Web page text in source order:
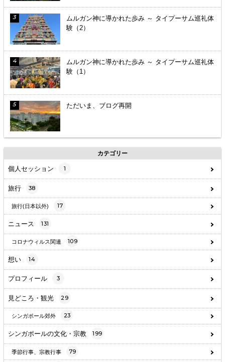
ムルガン神に導かれた歩み ～ タイプーサム巡礼体
験（2）
ムルガン神に導かれた歩み ～ タイプーサム巡礼体
験（1）
ただいま、ブログ再開
カテゴリー
個人セッション 1
旅行 38
旅行(日本以外) 17
ニュース 131
コロナウィルス関連 109
想い 14
プロフィール 3
見どころ・観光 29
シンガポール郊外 23
シンガポールの文化・宗教 199
季節行事、宗教行事 79